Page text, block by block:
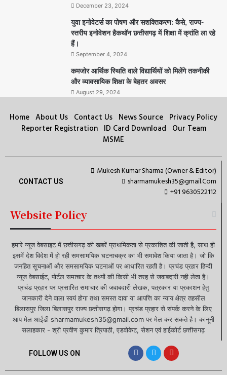
December 23, 2024
युवा इनोवेटर्स का पोषण और सशक्तिकरण: कैसे, राज्य-
स्तरीय इनोवेशन हैकथॉन छत्तीसगढ़ में शिक्षा में क्रांति ला रहे
हैं।
September 4, 2024
कमजोर आर्थिक स्थिति वाले विद्यार्थियों को मिलेंगे तकनीकी
और व्यावसायिक शिक्षा के बेहतर अवसर
August 29, 2024
Home About Us Contact Us News Source Privacy Policy
Reporter Registration ID Card Download Our Team
MSME
CONTACT US
Mukesh Kumar Sharma (Owner & Editor)
sharmamukesh35@gmail.Com
+91 9630522112
Website Policy
हमारे न्यूज वेबसाइट में छत्तीसगढ़ की खबरें प्राथमिकता से प्रकाशित की जाती है, साथ ही
इसमें देश विदेश में हो रही समसामयिक घटनाचक्र का भी समावेश किया जाता है। जो कि
जनहित सूचनाओं और समसामयिक घटनाओं पर आधारित रहती है। प्रचंड प्रहार हिन्दी
न्यूज वेबसाईट, पोर्टल समाचार के तथ्यों की किसी भी तरह से जवाबदारी नही लेता है।
प्रचंड प्रहार पर प्रसारित समाचार की जवाबदारी लेखक, पत्रकार या प्रकाशन हेतु
जानकारी देने वाला स्वयं होगा तथा समस्त दावा या आपत्ति का न्याय क्षेत्र तहसील
बिलासपुर जिला बिलासपुर राज्य छत्तीसगढ़ होगा। प्रचंड प्रहार से संपर्क करने के लिए
आप मेल आईडी sharmamukesh35@gmail.com पर मेल कर सकते है। कानूनी
सलाहकार - श्री प्रवीण कुमार त्रिपाठी, एडवोकेट, सेशन एवं हाईकोर्ट छत्तीसगढ़
FOLLOW US ON